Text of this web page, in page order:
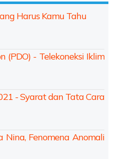
Harus Kamu Tahu
(PDO) - Telekoneksi Iklim
- Syarat dan Tata Cara
Nina, Fenomena Anomali